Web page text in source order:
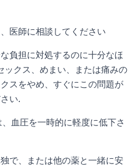
医師に相談してください
負担に対処するのに十分なほ
ックス、めまい、または痛みの
スをやめ、すぐにこの問題が
い.
血圧を一時的に軽度に低下さ
で、または他の薬と一緒に安